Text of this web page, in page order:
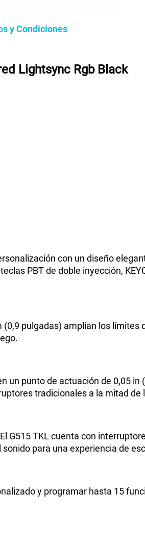
y Condiciones
Lightsync Rgb Black
con un diseño
PBT de doble inyección,
pulgadas) amplían los
un punto de actuación de 0,05
tradicionales a la mitad
G515 TKL cuenta con
para una experiencia de
y programar hasta 15